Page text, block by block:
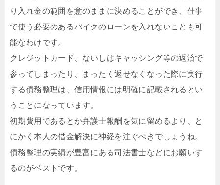
り入れ金の範囲を意のままに決めることができ、仕事
で使う必要のあるバイクのローンを入れないことも可
能なわけです。
クレジットカード、ないしはキャッシング等の返済で
参ってしまったり、まったく返せなくなった際に実行
する債務整理は、信用情報には明確に記載されるとい
うことになっています。
初期費用であるとか弁護士報酬を気に留めるより、と
にかく本人の借金解決に神経を注ぐべきでしょうね。
債務整理の実績が豊富にある司法書士などにお願いす
るのがベストです。